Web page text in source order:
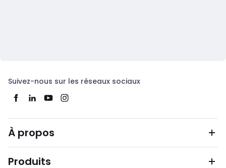
Suivez-nous sur les réseaux sociaux
À propos
Produits